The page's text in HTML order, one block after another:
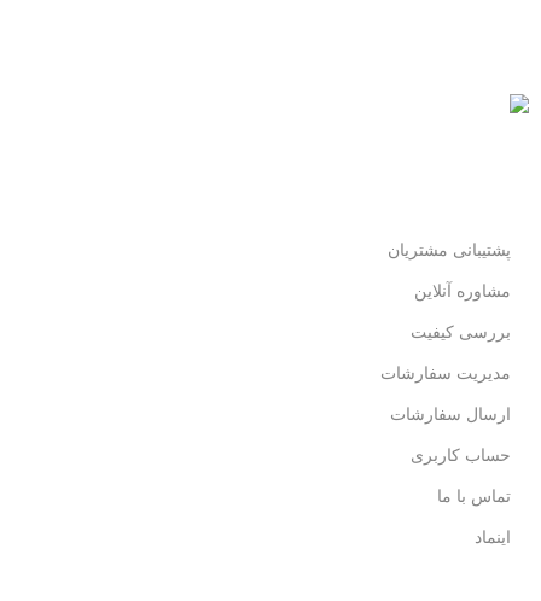
پشتیبانی مشتریان
مشاوره آنلاین
بررسی کیفیت
مدیریت سفارشات
ارسال سفارشات
حساب کاربری
تماس با ما
اینماد